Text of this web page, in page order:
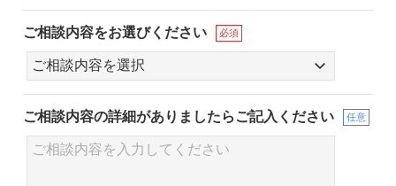
ご相談内容をお選びください 必須
ご相談内容の詳細がありましたらご記入ください 任意